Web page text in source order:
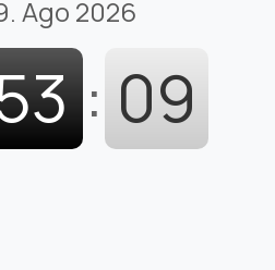
Ago 2026
: 10